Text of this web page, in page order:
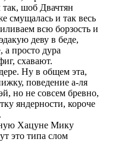
шоб Двачтян
смущалась и так весь
всю борзость и
деву в беде,
а просто дура
схавают.
Ну в общем эта,
поведение а-ля
но не совсем бревно,
яндерности, короче
Хацуне Мику
это типа слом